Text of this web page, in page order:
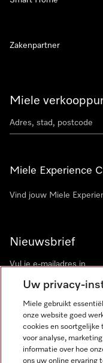
Miele
Miele Experience
Vind jouw Miele
Nieuwsbrief
Zakenpartner
Miele op Instagram
Miele opMiele op
Uw privacy-
Miele gebruikt
onze website goed
cookies en soortgelijke
voor analyse,
informatie over hoe
ons uw online ervaring